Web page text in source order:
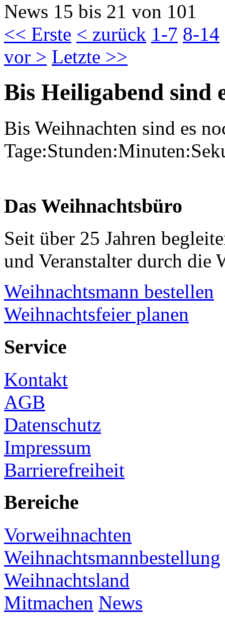
News 15 bis 21 von 101
<< Erste < zurück 1-7 8-14
vor > Letzte >>
Bis Heiligabend sind
Bis Weihnachten sind es
Das Weihnachtsbüro
Seit über 25 Jahren
und Veranstalter durch die
Weihnachtsmann bestellen
Weihnachtsfeier planen
Service
Kontakt
AGB
Datenschutz
Impressum
Barrierefreiheit
Bereiche
Vorweihnachten
Weihnachtsmannbestellung
Weihnachtsland
Mitmachen News